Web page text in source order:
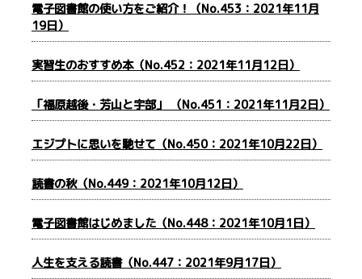
電子図書館の使い方をご紹介！（No.453：2021年11月
19日）
実習生のおすすめ本（No.452：2021年11月12日）
「福原越後・芳山と宇部」 （No.451：2021年11月2日）
エジプトに思いを馳せて（No.450：2021年10月22日）
読書の秋（No.449：2021年10月12日）
電子図書館はじめました（No.448：2021年10月1日）
人生を支える読書（No.447：2021年9月17日）